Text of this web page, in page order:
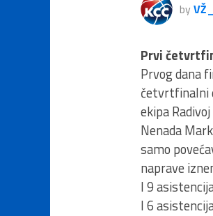
by
Prvi
Prvog dana
četvrtfinalni
ekipa
Nenada
samo
naprave
I 9
I 6